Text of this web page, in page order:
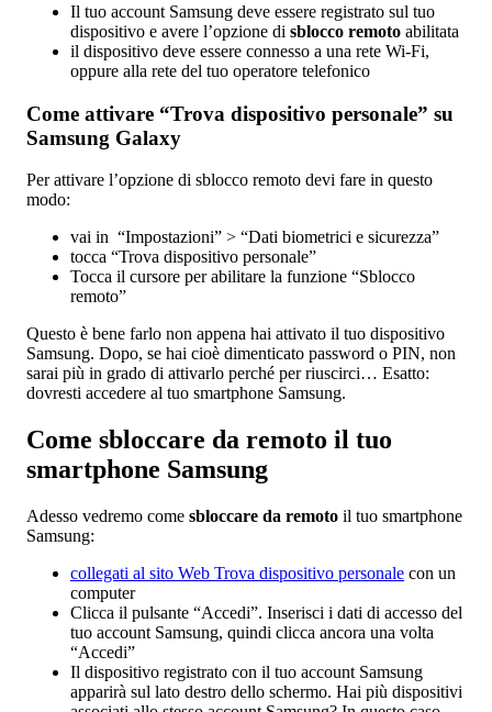
Il tuo account Samsung deve essere registrato sul tuo
dispositivo e avere l’opzione di sblocco remoto abilitata
il dispositivo deve essere connesso a una rete Wi-Fi,
oppure alla rete del tuo operatore telefonico
Come attivare “Trova dispositivo personale” su
Samsung Galaxy
Per attivare l’opzione di sblocco remoto devi fare in questo
modo:
vai in “Impostazioni” > “Dati biometrici e sicurezza”
tocca “Trova dispositivo personale”
Tocca il cursore per abilitare la funzione “Sblocco
remoto”
Questo è bene farlo non appena hai attivato il tuo dispositivo
Samsung. Dopo, se hai cioè dimenticato password o PIN, non
sarai più in grado di attivarlo perché per riuscirci… Esatto:
dovresti accedere al tuo smartphone Samsung.
Come sbloccare da remoto il tuo
smartphone Samsung
Adesso vedremo come sbloccare da remoto il tuo smartphone
Samsung:
collegati al sito Web Trova dispositivo personale con un
computer
Clicca il pulsante “Accedi”. Inserisci i dati di accesso del
tuo account Samsung, quindi clicca ancora una volta
“Accedi”
Il dispositivo registrato con il tuo account Samsung
apparirà sul lato destro dello schermo. Hai più dispositivi